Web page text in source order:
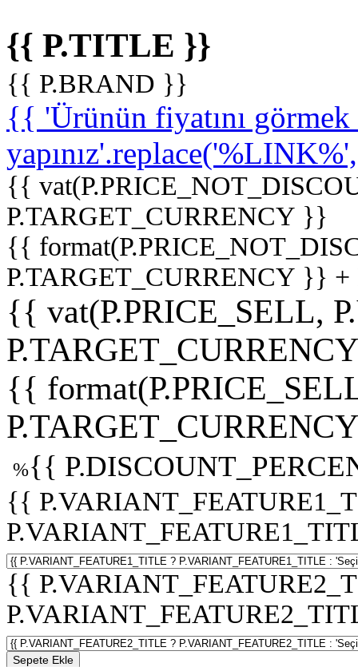
{{ P.TITLE }}
{{ P.BRAND }}
{{ 'Ürünün fiyatını
{{
P.TARGET_CURRENCY }}
{{
P.TARGET_CURRENCY }}
{{ vat(P.PRICE_SELL,
{{
%{{
{{
{{
Sepete Ekle